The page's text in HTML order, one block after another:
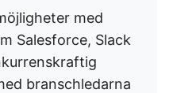
med
Salesforce, Slack
branschledarna